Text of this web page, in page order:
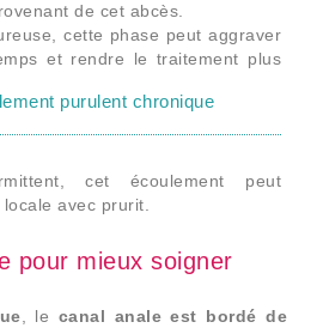
de cet abcès.
cette phase peut aggraver
et rendre le traitement plus
purulent chronique
cet écoulement peut
avec prurit.
pour mieux soigner
, le canal anale est bordé de